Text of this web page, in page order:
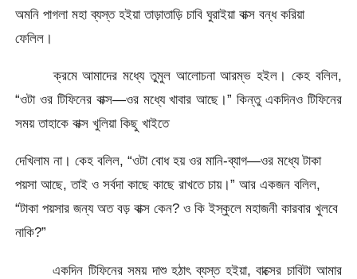
অমনি পাগলা মহা ব্যস্ত হইয়া তাড়াতাড়ি চাবি ঘুরাইয়া বাক্স বন্ধ করিয়া
ফেলিল।
ক্রমে আমাদের মধ্যে তুমুল আলোচনা আরম্ভ হইল। কেহ বলিল,
“ওটা ওর টিফিনের বাক্স—ওর মধ্যে খাবার আছে।” কিন্তু একদিনও টিফিনের
সময় তাহাকে বাক্স খুলিয়া কিছু খাইতে
দেখিলাম না। কেহ বলিল, “ওটা বোধ হয় ওর মানি-ব্যাগ—ওর মধ্যে টাকা
পয়সা আছে, তাই ও সর্বদা কাছে কাছে রাখতে চায়।” আর একজন বলিল,
“টাকা পয়সার জন্য অত বড় বাক্স কেন? ও কি ইস্কুলে মহাজনী কারবার খুলবে
নাকি?”
একদিন টিফিনের সময় দাশু হঠাৎ ব্যস্ত হইয়া, বাক্সের চাবিটা আমার